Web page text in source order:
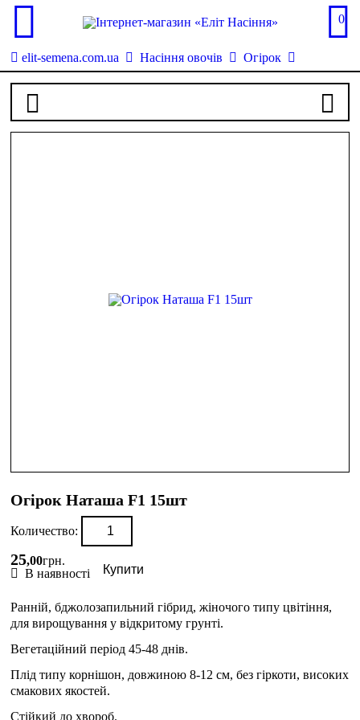
0
elit-semena.com.ua Насіння овочів Огірок
Огірок Наташа F1 15шт
Количество:
25,00грн.
В наявності
Купити
Ранній, бджолозапильний гібрид, жіночого типу цвітіння,
для вирощування у відкритому грунті.
Вегетаційний період 45-48 днів.
Плід типу корнішон, довжиною 8-12 см, без гіркоти, високих
смакових якостей.
Стійкий до хвороб.